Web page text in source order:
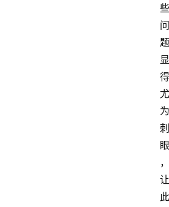
些
问
题
显
得
尤
为
刺
眼
，
让
此